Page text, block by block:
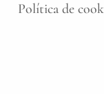
Política de